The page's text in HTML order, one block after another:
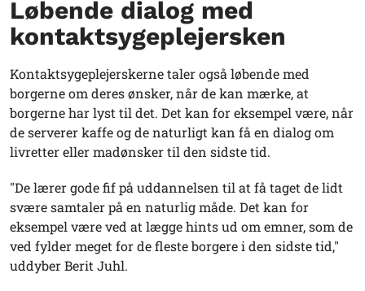
Løbende dialog med
kontaktsygeplejersken
Kontaktsygeplejerskerne taler også løbende med
borgerne om deres ønsker, når de kan mærke, at
borgerne har lyst til det. Det kan for eksempel være, når
de serverer kaffe og de naturligt kan få en dialog om
livretter eller madønsker til den sidste tid.
"De lærer gode fif på uddannelsen til at få taget de lidt
svære samtaler på en naturlig måde. Det kan for
eksempel være ved at lægge hints ud om emner, som de
ved fylder meget for de fleste borgere i den sidste tid,"
uddyber Berit Juhl.